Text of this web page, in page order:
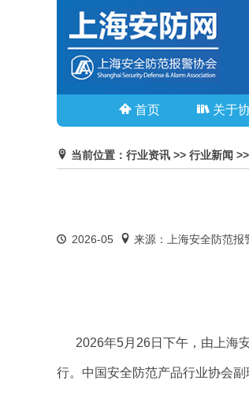
首页 关于
当前位置：行业资讯 >> 行业新闻 >>
2026-05 来源：上海安全防范报
2026年5月26日下午，由上海安
行。中国安全防范产品行业协会